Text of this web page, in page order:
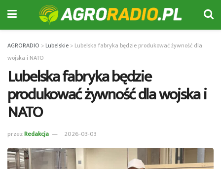
AGRORADIO >Lubelskie > Lubelska fabryka będzie produkować żywność dla
wojska i NATO
Lubelska fabryka będzie
produkować żywność dla wojska i
NATO
przezRedakcja 2026-03-03